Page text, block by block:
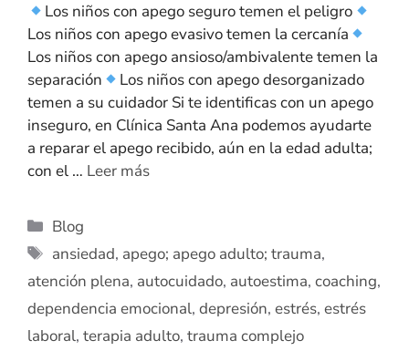
Los niños con apego seguro temen el peligro
Los niños con apego evasivo temen la cercanía
Los niños con apego ansioso/ambivalente temen la
separación
Los niños con apego desorganizado
temen a su cuidador Si te identificas con un apego
inseguro, en Clínica Santa Ana podemos ayudarte
a reparar el apego recibido, aún en la edad adulta;
con el … Leer más
Blog
ansiedad, apego; apego adulto; trauma,
atención plena, autocuidado, autoestima, coaching,
dependencia emocional, depresión, estrés, estrés
laboral, terapia adulto, trauma complejo